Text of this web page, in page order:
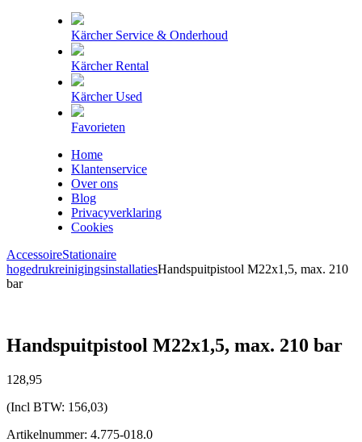
Kärcher Service & Onderhoud
Kärcher Rental
Kärcher Used
Favorieten
Home
Klantenservice
Over ons
Blog
Privacyverklaring
Cookies
AccessoireStationaire
hogedrukreinigingsinstallatiesHandspuitpistool M22x1,5, max. 210
bar
Handspuitpistool M22x1,5, max. 210 bar
128,95
(Incl BTW: 156,03)
Artikelnummer: 4.775-018.0